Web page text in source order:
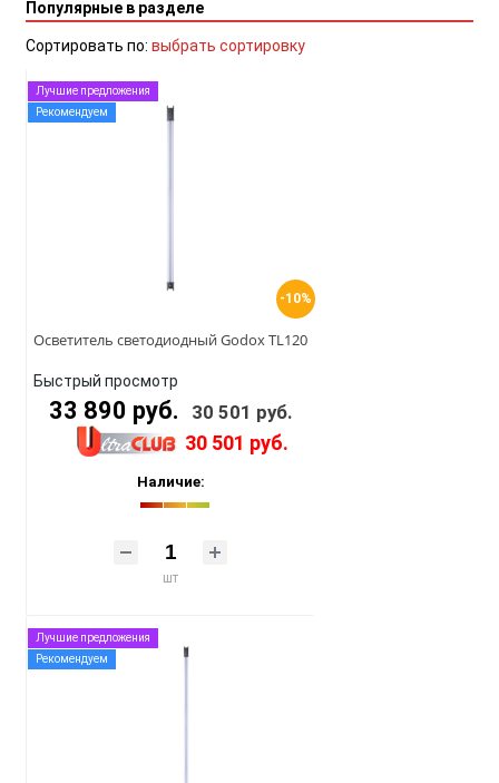
Популярные в разделе
Сортировать по: выбрать сортировку
-10%
Лучшие предложения
Рекомендуем
Осветитель светодиодный Godox TL120
Быстрый просмотр
33 890 руб. 30 501 руб.
30 501 руб.
Наличие:
шт
Лучшие предложения
Рекомендуем